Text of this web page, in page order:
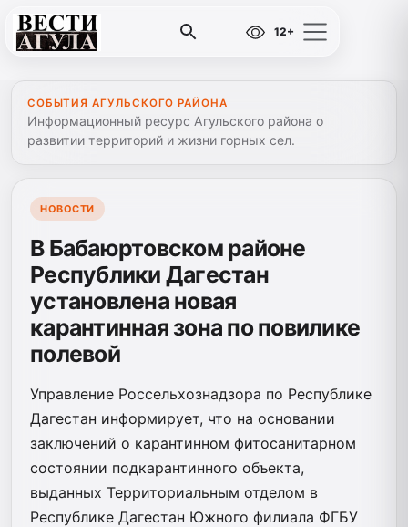
12+
СОБЫТИЯ АГУЛЬСКОГО РАЙОНА
Информационный ресурс Агульского района о
развитии территорий и жизни горных сел.
НОВОСТИ
В Бабаюртовском районе
Республики Дагестан
установлена новая
карантинная зона по повилике
полевой
Управление Россельхознадзора по Республике
Дагестан информирует, что на основании
заключений о карантинном фитосанитарном
состоянии подкарантинного объекта,
выданных Территориальным отделом в
Республике Дагестан Южного филиала ФГБУ